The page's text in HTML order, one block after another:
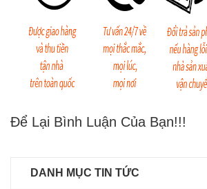
Để Lại Bình Luận Của Bạn!!!
DANH MỤC TIN TỨC